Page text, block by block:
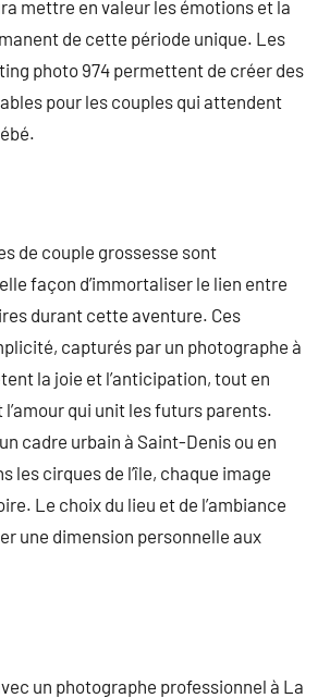
mettre en valeur les émotions et la
de cette période unique. Les
photo 974 permettent de créer des
pour les couples qui attendent
de couple grossesse sont
façon d’immortaliser le lien entre
durant cette aventure. Ces
capturés par un photographe à
la joie et l’anticipation, tout en
qui unit les futurs parents.
cadre urbain à Saint-Denis ou en
les cirques de l’île, chaque image
Le choix du lieu et de l’ambiance
une dimension personnelle aux
un photographe professionnel à La